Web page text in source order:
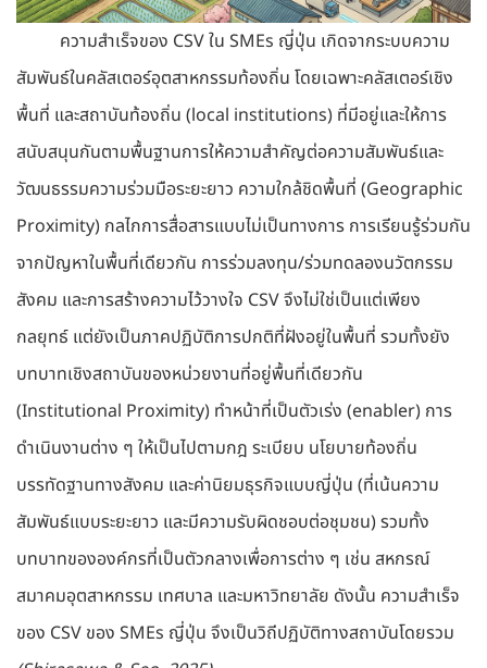
ความสำเร็จของ CSV ใน SMEs ญี่ปุ่น เกิดจากระบบความ
สัมพันธ์ในคลัสเตอร์อุตสาหกรรมท้องถิ่น โดยเฉพาะคลัสเตอร์เชิง
พื้นที่ และสถาบันท้องถิ่น (local institutions) ที่มีอยู่และให้การ
สนับสนุนกันตามพื้นฐานการให้ความสำคัญต่อความสัมพันธ์และ
วัฒนธรรมความร่วมมือระยะยาว ความใกล้ชิดพื้นที่ (Geographic
Proximity) กลไกการสื่อสารแบบไม่เป็นทางการ การเรียนรู้ร่วมกัน
จากปัญหาในพื้นที่เดียวกัน การร่วมลงทุน/ร่วมทดลองนวัตกรรม
สังคม และการสร้างความไว้วางใจ CSV จึงไม่ใช่เป็นแต่เพียง
กลยุทธ์ แต่ยังเป็นภาคปฏิบัติการปกติที่ฝังอยู่ในพื้นที่ รวมทั้งยัง
บทบาทเชิงสถาบันของหน่วยงานที่อยู่พื้นที่เดียวกัน
(Institutional Proximity) ทำหน้าที่เป็นตัวเร่ง (enabler) การ
ดำเนินงานต่าง ๆ ให้เป็นไปตามกฎ ระเบียบ นโยบายท้องถิ่น
บรรทัดฐานทางสังคม และค่านิยมธุรกิจแบบญี่ปุ่น (ที่เน้นความ
สัมพันธ์แบบระยะยาว และมีความรับผิดชอบต่อชุมชน) รวมทั้ง
บทบาทขององค์กรที่เป็นตัวกลางเพื่อการต่าง ๆ เช่น สหกรณ์
สมาคมอุตสาหกรรม เทศบาล และมหาวิทยาลัย ดังนั้น ความสำเร็จ
ของ CSV ของ SMEs ญี่ปุ่น จึงเป็นวิถีปฏิบัติทางสถาบันโดยรวม